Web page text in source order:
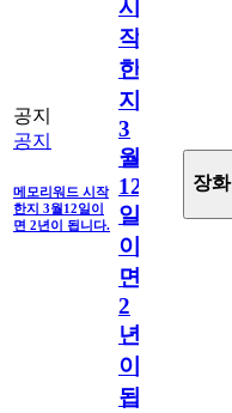
공지
공지
메모리워드 시작
한지 3월12일이
면 2년이 됩니다.
시
작
한
지
3
월
12
일
이
면
2
년
이
됩
장화